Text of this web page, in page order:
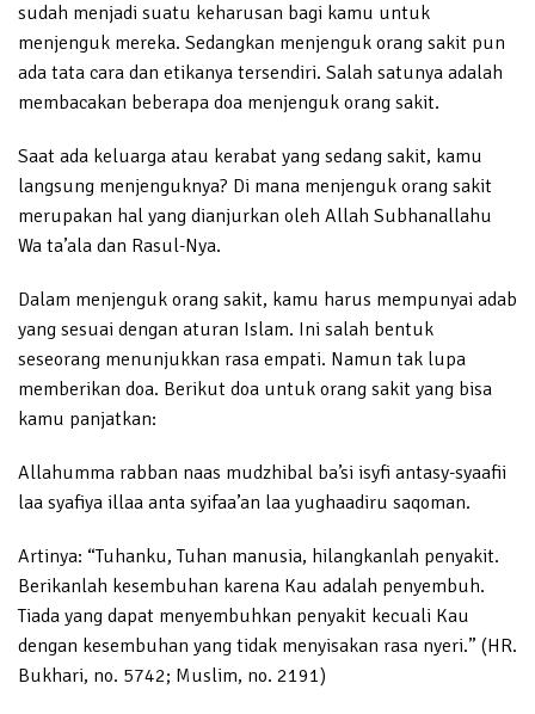
sudah menjadi suatu keharusan bagi kamu untuk
menjenguk mereka. Sedangkan menjenguk orang sakit pun
ada tata cara dan etikanya tersendiri. Salah satunya adalah
membacakan beberapa doa menjenguk orang sakit.
Saat ada keluarga atau kerabat yang sedang sakit, kamu
langsung menjenguknya? Di mana menjenguk orang sakit
merupakan hal yang dianjurkan oleh Allah Subhanallahu
Wa ta’ala dan Rasul-Nya.
Dalam menjenguk orang sakit, kamu harus mempunyai adab
yang sesuai dengan aturan Islam. Ini salah bentuk
seseorang menunjukkan rasa empati. Namun tak lupa
memberikan doa. Berikut doa untuk orang sakit yang bisa
kamu panjatkan:
Allahumma rabban naas mudzhibal ba’si isyfi antasy-syaafii
laa syafiya illaa anta syifaa’an laa yughaadiru saqoman.
Artinya: “Tuhanku, Tuhan manusia, hilangkanlah penyakit.
Berikanlah kesembuhan karena Kau adalah penyembuh.
Tiada yang dapat menyembuhkan penyakit kecuali Kau
dengan kesembuhan yang tidak menyisakan rasa nyeri.” (HR.
Bukhari, no. 5742; Muslim, no. 2191)